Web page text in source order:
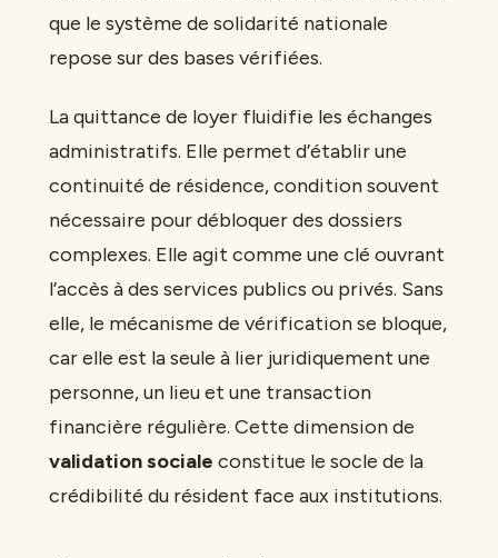
que le système de solidarité nationale
repose sur des bases vérifiées.
La quittance de loyer fluidifie les échanges
administratifs. Elle permet d’établir une
continuité de résidence, condition souvent
nécessaire pour débloquer des dossiers
complexes. Elle agit comme une clé ouvrant
l’accès à des services publics ou privés. Sans
elle, le mécanisme de vérification se bloque,
car elle est la seule à lier juridiquement une
personne, un lieu et une transaction
financière régulière. Cette dimension de
validation sociale constitue le socle de la
crédibilité du résident face aux institutions.